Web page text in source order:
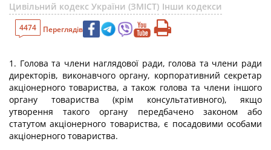
Цивільний кодекс України (ЗМІСТ) Інши кодекси
4474 Переглядів
1. Голова та члени наглядової ради, голова та члени ради
директорів, виконавчого органу, корпоративний секретар
акціонерного товариства, а також голова та члени іншого
органу товариства (крім консультативного), якщо
утворення такого органу передбачено законом або
статутом акціонерного товариства, є посадовими особами
акціонерного товариства.